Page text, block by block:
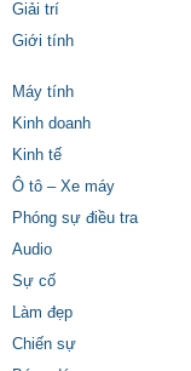
Giải trí
Giới tính
Máy tính
Kinh doanh
Kinh tế
Ô tô – Xe máy
Phóng sự điều tra
Audio
Sự cố
Làm đẹp
Chiến sự